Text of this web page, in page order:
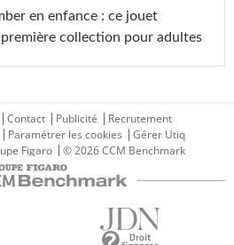
en enfance : ce jouet
collection pour adultes
Contact Publicité
Recrutement
Paramétrer les cookies
Gérer Utiq
Figaro © 2026 CCM Benchmark